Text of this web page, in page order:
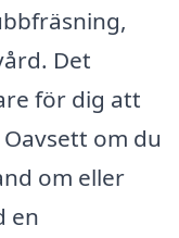
Det
för dig att
om du
om eller
en